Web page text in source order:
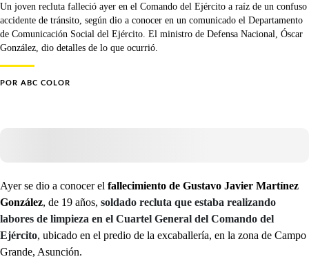
Un joven recluta falleció ayer en el Comando del Ejército a raíz de un confuso
accidente de tránsito, según dio a conocer en un comunicado el Departamento
de Comunicación Social del Ejército. El ministro de Defensa Nacional, Óscar
González, dio detalles de lo que ocurrió.
POR ABC COLOR
Ayer se dio a conocer el fallecimiento de Gustavo Javier Martínez
González, de 19 años, soldado recluta que estaba realizando
labores de limpieza en el Cuartel General del Comando del
Ejército, ubicado en el predio de la excaballería, en la zona de Campo
Grande, Asunción.